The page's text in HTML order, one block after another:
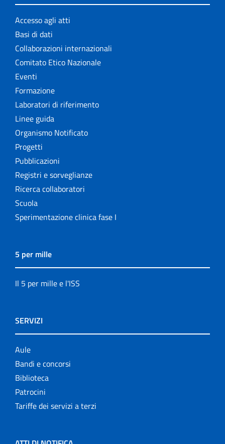
Accesso agli atti
Basi di dati
Collaborazioni internazionali
Comitato Etico Nazionale
Eventi
Formazione
Laboratori di riferimento
Linee guida
Organismo Notificato
Progetti
Pubblicazioni
Registri e sorveglianze
Ricerca collaboratori
Scuola
Sperimentazione clinica fase I
5 per mille
Il 5 per mille e l'ISS
SERVIZI
Aule
Bandi e concorsi
Biblioteca
Patrocini
Tariffe dei servizi a terzi